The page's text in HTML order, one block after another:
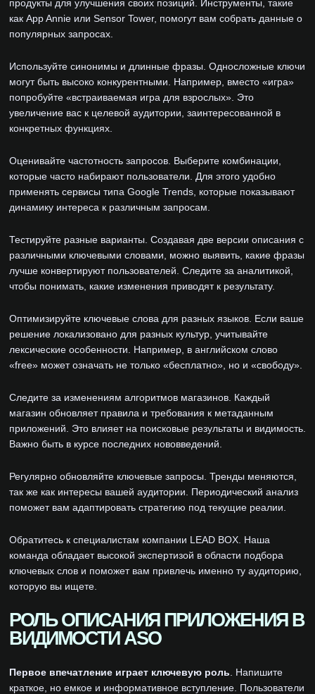
продукты для улучшения своих позиций. Инструменты, такие
как App Annie или Sensor Tower, помогут вам собрать данные о
популярных запросах.
Используйте синонимы и длинные фразы. Односложные ключи
могут быть высоко конкурентными. Например, вместо «игра»
попробуйте «встраиваемая игра для взрослых». Это
увеличение вас к целевой аудитории, заинтересованной в
конкретных функциях.
Оценивайте частотность запросов. Выберите комбинации,
которые часто набирают пользователи. Для этого удобно
применять сервисы типа Google Trends, которые показывают
динамику интереса к различным запросам.
Тестируйте разные варианты. Создавая две версии описания с
различными ключевыми словами, можно выявить, какие фразы
лучше конвертируют пользователей. Следите за аналитикой,
чтобы понимать, какие изменения приводят к результату.
Оптимизируйте ключевые слова для разных языков. Если ваше
решение локализовано для разных культур, учитывайте
лексические особенности. Например, в английском слово
«free» может означать не только «бесплатно», но и «свободу».
Следите за изменениям алгоритмов магазинов. Каждый
магазин обновляет правила и требования к метаданным
приложений. Это влияет на поисковые результаты и видимость.
Важно быть в курсе последних нововведений.
Регулярно обновляйте ключевые запросы. Тренды меняются,
так же как интересы вашей аудитории. Периодический анализ
поможет вам адаптировать стратегию под текущие реалии.
Обратитесь к специалистам компании LEAD BOX. Наша
команда обладает высокой экспертизой в области подбора
ключевых слов и поможет вам привлечь именно ту аудиторию,
которую вы ищете.
РОЛЬ ОПИСАНИЯ ПРИЛОЖЕНИЯ В
ВИДИМОСТИ ASO
Первое впечатление играет ключевую роль . Напишите
краткое, но емкое и информативное вступление. Пользователи